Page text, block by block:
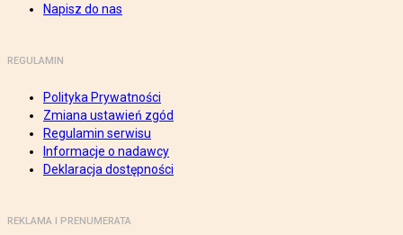
Napisz do nas
REGULAMIN
Polityka Prywatności
Zmiana ustawień zgód
Regulamin serwisu
Informacje o nadawcy
Deklaracja dostępności
REKLAMA I PRENUMERATA